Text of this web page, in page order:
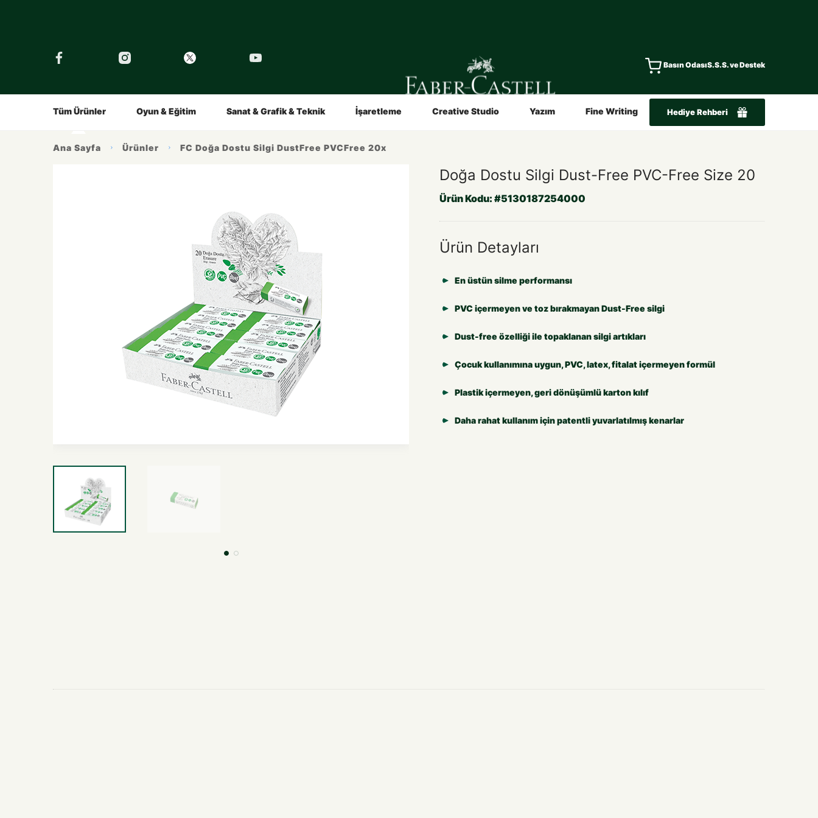
Basın OdasıS.S.S. ve Destek
Ürünlerimiz
Tüm Ürünler Oyun & Eğitim Sanat & Grafik & Teknik İşaretleme Creative Studio Yazım Fine Writing Hediye Rehberi
İlham Alın
Tüm Eğitimler Çocuklar İçin Gençler İçin Sanatçılar İçin Video ve Broşürler
Hakkımızda
Şirket Tarihçe Kalemin Hikayesi
Ana Sayfa Ürünler FC Doğa Dostu Silgi DustFree PVCFree 20x
Doğa Dostu Silgi Dust-Free PVC-Free Size 20
Ürün Kodu: #5130187254000
Ürün Detayları
En üstün silme performansı
PVC içermeyen ve toz bırakmayan Dust-Free silgi
Dust-free özelliği ile topaklanan silgi artıkları
Çocuk kullanımına uygun, PVC, latex, fitalat içermeyen formül
Plastik içermeyen, geri dönüşümlü karton kılıf
Daha rahat kullanım için patentli yuvarlatılmış kenarlar